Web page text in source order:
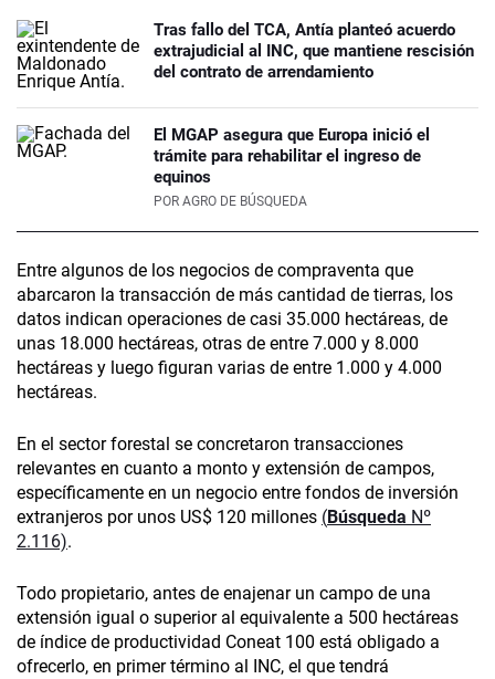
Tras fallo del TCA, Antía planteó acuerdo
extrajudicial al INC, que mantiene rescisión
del contrato de arrendamiento
El MGAP asegura que Europa inició el
trámite para rehabilitar el ingreso de
equinos
POR AGRO DE BÚSQUEDA
Entre algunos de los negocios de compraventa que
abarcaron la transacción de más cantidad de tierras, los
datos indican operaciones de casi 35.000 hectáreas, de
unas 18.000 hectáreas, otras de entre 7.000 y 8.000
hectáreas y luego figuran varias de entre 1.000 y 4.000
hectáreas.
En el sector forestal se concretaron transacciones
relevantes en cuanto a monto y extensión de campos,
específicamente en un negocio entre fondos de inversión
extranjeros por unos US$ 120 millones (Búsqueda Nº
2.116).
Todo propietario, antes de enajenar un campo de una
extensión igual o superior al equivalente a 500 hectáreas
de índice de productividad Coneat 100 está obligado a
ofrecerlo, en primer término al INC, el que tendrá